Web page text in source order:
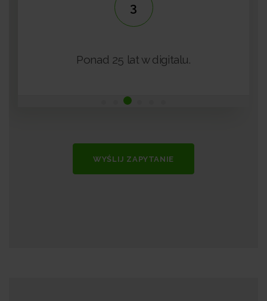
3
Ponad 25 lat w digitalu.
WYŚLIJ ZAPYTANIE